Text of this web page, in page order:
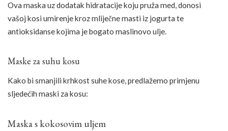
Ova maska uz dodatak hidratacije koju pruža med, donosi
vašoj kosi umirenje kroz mliječne masti iz jogurta te
antioksidanse kojima je bogato maslinovo ulje.
Maske za suhu kosu
Kako bi smanjili krhkost suhe kose, predlažemo primjenu
sljedećih maski za kosu:
Maska s kokosovim uljem